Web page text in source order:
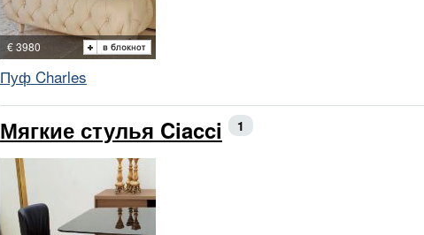
€ 3980
Пуф Charles
Мягкие стулья Ciacci 1